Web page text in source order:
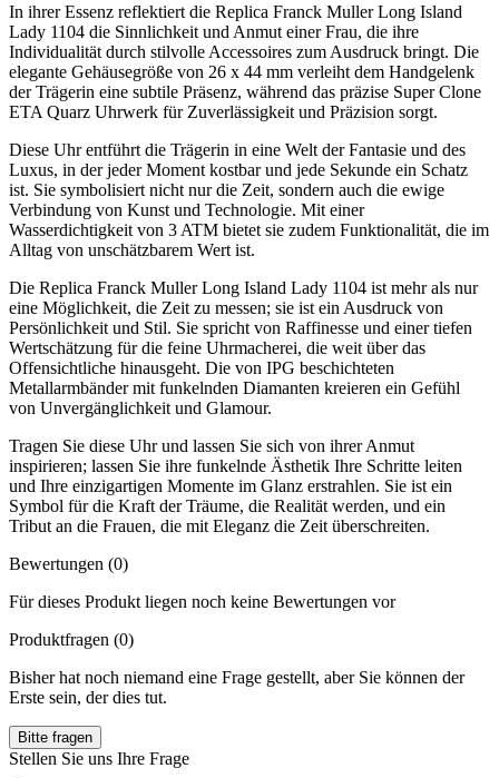
In ihrer Essenz reflektiert die Replica Franck Muller Long Island
Lady 1104 die Sinnlichkeit und Anmut einer Frau, die ihre
Individualität durch stilvolle Accessoires zum Ausdruck bringt. Die
elegante Gehäusegröße von 26 x 44 mm verleiht dem Handgelenk
der Trägerin eine subtile Präsenz, während das präzise Super Clone
ETA Quarz Uhrwerk für Zuverlässigkeit und Präzision sorgt.
Diese Uhr entführt die Trägerin in eine Welt der Fantasie und des
Luxus, in der jeder Moment kostbar und jede Sekunde ein Schatz
ist. Sie symbolisiert nicht nur die Zeit, sondern auch die ewige
Verbindung von Kunst und Technologie. Mit einer
Wasserdichtigkeit von 3 ATM bietet sie zudem Funktionalität, die im
Alltag von unschätzbarem Wert ist.
Die Replica Franck Muller Long Island Lady 1104 ist mehr als nur
eine Möglichkeit, die Zeit zu messen; sie ist ein Ausdruck von
Persönlichkeit und Stil. Sie spricht von Raffinesse und einer tiefen
Wertschätzung für die feine Uhrmacherei, die weit über das
Offensichtliche hinausgeht. Die von IPG beschichteten
Metallarmbänder mit funkelnden Diamanten kreieren ein Gefühl
von Unvergänglichkeit und Glamour.
Tragen Sie diese Uhr und lassen Sie sich von ihrer Anmut
inspirieren; lassen Sie ihre funkelnde Ästhetik Ihre Schritte leiten
und Ihre einzigartigen Momente im Glanz erstrahlen. Sie ist ein
Symbol für die Kraft der Träume, die Realität werden, und ein
Tribut an die Frauen, die mit Eleganz die Zeit überschreiten.
Bewertungen (0)
Für dieses Produkt liegen noch keine Bewertungen vor
Produktfragen (0)
Bisher hat noch niemand eine Frage gestellt, aber Sie können der
Erste sein, der dies tut.
Bitte fragen
Stellen Sie uns Ihre Frage